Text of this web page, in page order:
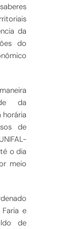
da
do
da
horária
de
o dia
meio
e
de